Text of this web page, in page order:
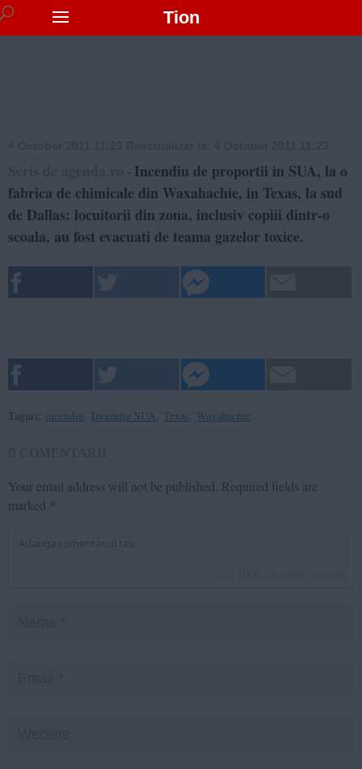
Tion
- Incendiu de proportii in SUA, la o
fabrica de chimicale din Waxahachie, in Texas, la sud
de Dallas: locuitorii din zona, inclusiv copiii dintr-o
scoala, au fost evacuati de teama gazelor toxice.
Taguri: incendiu, Incendiu SUA, Texas, Waxahachie
Your email address will not be published. Required fields are
marked *